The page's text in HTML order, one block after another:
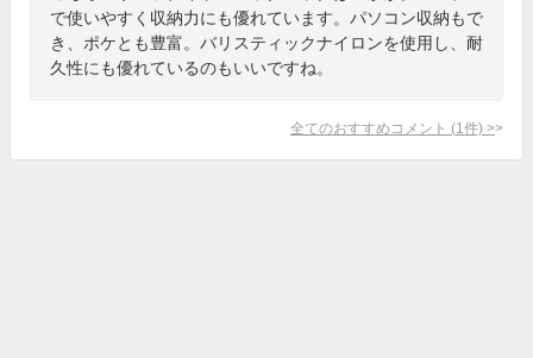
で使いやすく収納力にも優れています。パソコン収納もで
き、ポケとも豊富。バリスティックナイロンを使用し、耐
久性にも優れているのもいいですね。
全てのおすすめコメント (1 件) >